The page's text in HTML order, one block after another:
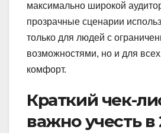
максимально широкой
прозрачные сценарии
только для людей с
возможностями, но и для
комфорт.
Краткий чек-
важно учесть в